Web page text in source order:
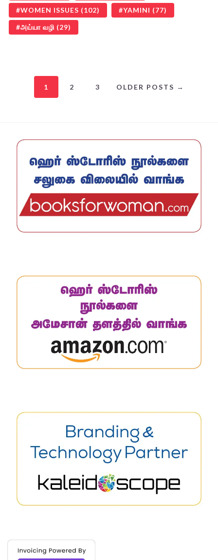
WOMEN ISSUES (102) YAMINI (77)
அய்யா வழி (29)
1 2 3 OLDER POSTS →